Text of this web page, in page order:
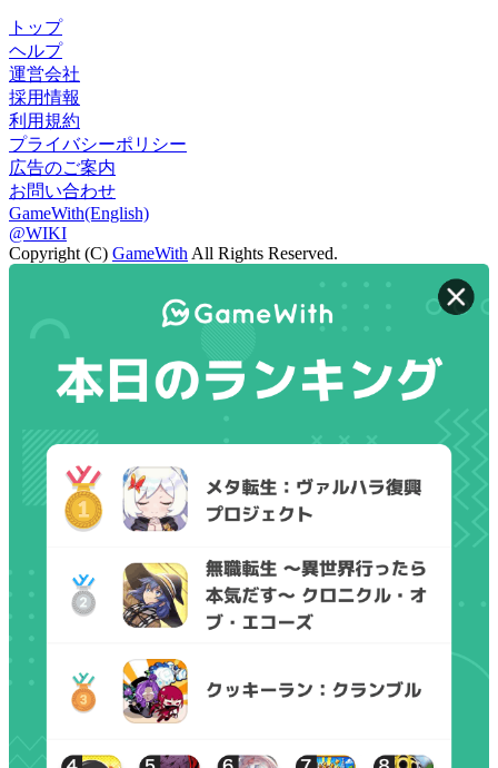
トップ
ヘルプ
運営会社
採用情報
利用規約
プライバシーポリシー
広告のご案内
お問い合わせ
GameWith(English)
@WIKI
Copyright (C) GameWith All Rights Reserved.